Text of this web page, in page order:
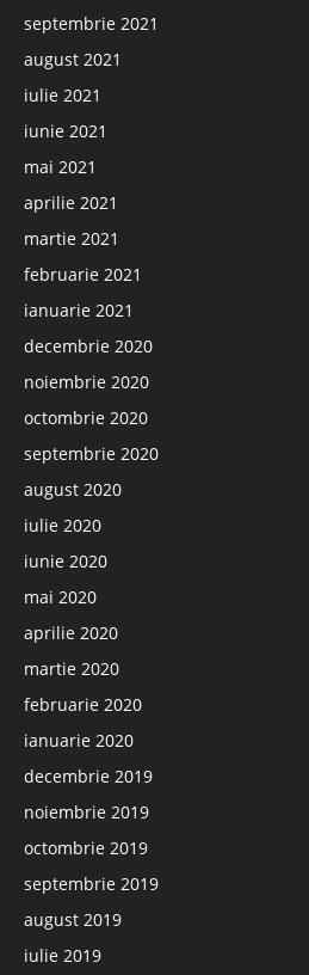
septembrie 2021
august 2021
iulie 2021
iunie 2021
mai 2021
aprilie 2021
martie 2021
februarie 2021
ianuarie 2021
decembrie 2020
noiembrie 2020
octombrie 2020
septembrie 2020
august 2020
iulie 2020
iunie 2020
mai 2020
aprilie 2020
martie 2020
februarie 2020
ianuarie 2020
decembrie 2019
noiembrie 2019
octombrie 2019
septembrie 2019
august 2019
iulie 2019